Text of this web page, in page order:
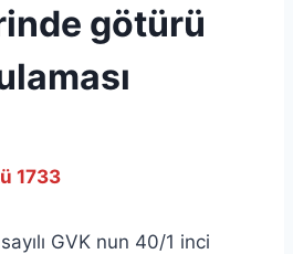
götürü
1733
GVK nun 40/1 inci